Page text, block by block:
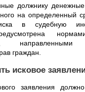
должнику
на определенный
в судебную
граждан.
исковое
заявления должно